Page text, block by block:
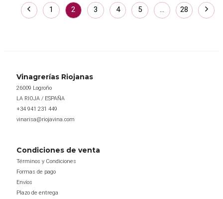
1 2 3 4 5 … 28
Vinagrerías Riojanas
26009 Logroño
LA RIOJA / ESPAÑA
+34 941 231 449
vinarisa@riojavina.com
Condiciones de venta
Términos y Condiciones
Formas de pago
Envíos
Plazo de entrega